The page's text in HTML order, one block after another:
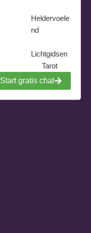
Heldervoele
nd
Lichtgidsen
Tarot
Start gratis chat